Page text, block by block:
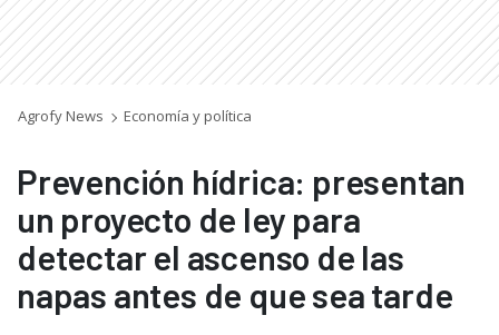
Agrofy News Economía y política
Prevención hídrica: presentan
un proyecto de ley para
detectar el ascenso de las
napas antes de que sea tarde